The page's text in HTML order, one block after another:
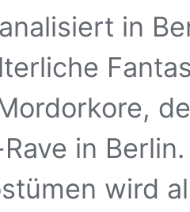
in
in
wird